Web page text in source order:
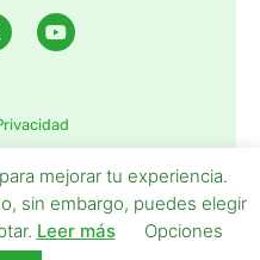
mejorar tu experiencia.
sin embargo, puedes elegir
Leer más Opciones